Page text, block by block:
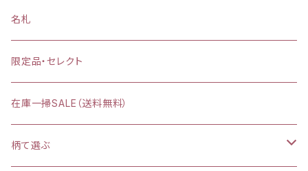
【給食袋・おやつ袋】約 縦25×20cm
縦25×横35cm
縦30×横40cm
名札
限定品・セレクト
在庫一掃SALE（送料無料）
柄て選ぶ